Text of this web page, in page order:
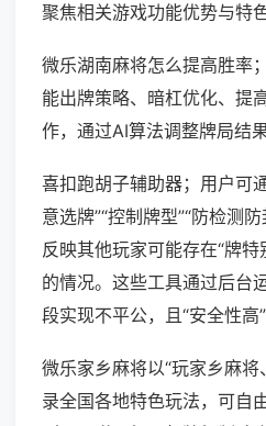
聚焦相关游戏功能优势与特色
微乐湖南麻将怎么提高胜率
能出牌策略、暗杠优化、提
作，通过AI算法调整牌局结
喜扣跑胡子辅助器；用户可
意选牌”“控制牌型”“防检测
反映其他玩家可能存在“牌特
的情况。这些工具通过后台
段实现不平公，且“安全性高
微乐家乡麻将以“玩家乡麻
录全国各地特色玩法，可自